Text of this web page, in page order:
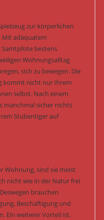
zur körperlichen
Mit adäquatem
Samtpfote bestens
Wohnungsalltag
sich zu bewegen. Die
kommt nicht nur Ihrem
selbst. Nach einem
manchmal sicher nichts
Stubentiger auf
Wohnung, sind sie meist
nicht wie in der Natur frei
brauchen
Beschäftigung und
Ein weiterer Vorteil ist,